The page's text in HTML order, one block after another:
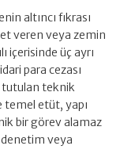
altıncı fıkrası
veren veya zemin
içerisinde üç ayrı
para cezası
tutulan teknik
temel etüt, yapı
bir görev alamaz
veya